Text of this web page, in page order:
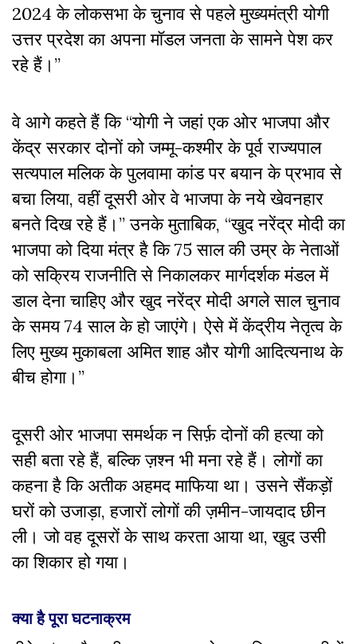
2024 के लोकसभा के चुनाव से पहले मुख्यमंत्री योगी
उत्तर प्रदेश का अपना मॉडल जनता के सामने पेश कर
रहे हैं।”
वे आगे कहते हैं कि “योगी ने जहां एक ओर भाजपा और
केंद्र सरकार दोनों को जम्मू-कश्मीर के पूर्व राज्यपाल
सत्यपाल मलिक के पुलवामा कांड पर बयान के प्रभाव से
बचा लिया, वहीं दूसरी ओर वे भाजपा के नये खेवनहार
बनते दिख रहे हैं।” उनके मुताबिक, “खुद नरेंद्र मोदी का
भाजपा को दिया मंत्र है कि 75 साल की उम्र के नेताओं
को सक्रिय राजनीति से निकालकर मार्गदर्शक मंडल में
डाल देना चाहिए और खुद नरेंद्र मोदी अगले साल चुनाव
के समय 74 साल के हो जाएंगे। ऐसे में केंद्रीय नेतृत्व के
लिए मुख्य मुकाबला अमित शाह और योगी आदित्यनाथ के
बीच होगा।”
दूसरी ओर भाजपा समर्थक न सिर्फ़ दोनों की हत्या को
सही बता रहे हैं, बल्कि ज़श्न भी मना रहे हैं। लोगों का
कहना है कि अतीक अहमद माफिया था। उसने सैंकड़ों
घरों को उजाड़ा, हजारों लोगों की ज़मीन-जायदाद छीन
ली। जो वह दूसरों के साथ करता आया था, खुद उसी
का शिकार हो गया।
क्या है पूरा घटनाक्रम